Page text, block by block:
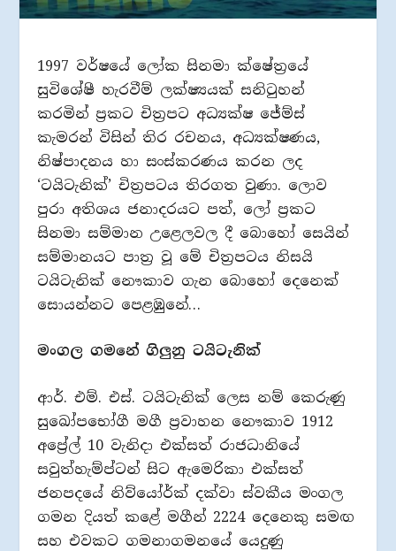
1997 වර්ෂයේ ලෝක සිනමා ක්ෂේත්‍රයේ
සුවිශේෂී හැරවීම් ලක්ෂ්‍යයක් සනිටුහන්
කරමින් ප්‍රකට චිත්‍රපට අධ්‍යක්ෂ ජේම්ස්
කැමරන් විසින් තිර රචනය, අධ්‍යක්ෂණය,
නිෂ්පාදනය හා සංස්කරණය කරන ලද
‘ටයිටැනික්’ චිත්‍රපටය තිරගත වුණා. ලොව
පුරා අතිශය ජනාදරයට පත්, ලෝ ප්‍රකට
සිනමා සම්මාන උළෙලවල දී බොහෝ සෙයින්
සම්මානයට පාත්‍ර වූ මේ චිත්‍රපටය නිසයි
ටයිටැනික් නෞකාව ගැන බොහෝ දෙනෙක්
සොයන්නට පෙළඹුනේ…
මංගල ගමනේ ගිලුනු ටයිටැනික්
ආර්. එම්. එස්. ටයිටැනික් ලෙස නම් කෙරුණු
සුඛෝපභෝගී මගී ප්‍රවාහන නෞකාව 1912
අප්‍රේල් 10 වැනිදා එක්සත් රාජධානියේ
සවුත්හැම්ප්ටන් සිට ඇමෙරිකා එක්සත්
ජනපදයේ නිව්යෝර්ක් දක්වා ස්වකීය මංගල
ගමන දියත් කළේ මගීන් 2224 දෙනෙකු සමඟ
සහ එවකට ගමනාගමනයේ යෙදුණු